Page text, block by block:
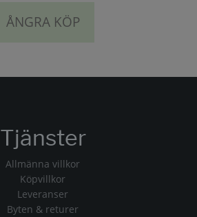
ÅNGRA KÖP
Tjänster
Allmänna villkor
Köpvillkor
Leveranser
Byten & returer